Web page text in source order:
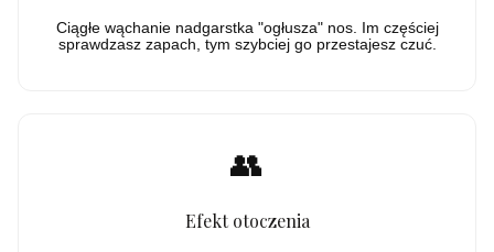
Ciągłe wąchanie nadgarstka "ogłusza" nos. Im częściej
sprawdzasz zapach, tym szybciej go przestajesz czuć.
👥
Efekt otoczenia